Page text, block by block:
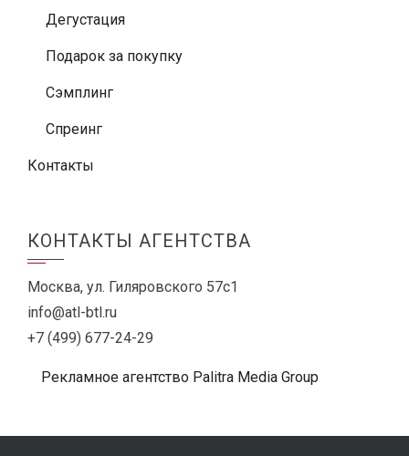
Дегустация
Подарок за покупку
Сэмплинг
Спреинг
Контакты
КОНТАКТЫ АГЕНТСТВА
Москва, ул. Гиляровского 57с1
info@atl-btl.ru
+7 (499) 677-24-29
Рекламное агентство Palitra Media Group